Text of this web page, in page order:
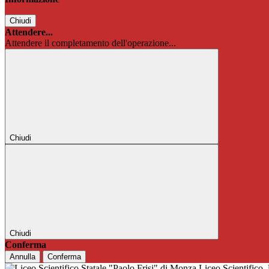
Chiudi
Attendere...
Attendere il completamento dell'operazione...
Chiudi
Chiudi
Conferma
Annulla Conferma